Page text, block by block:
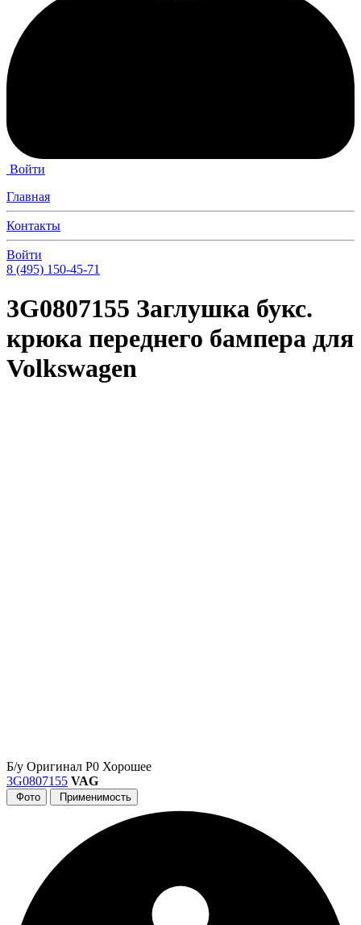
Войти
Главная
Контакты
Войти
8 (495) 150-45-71
3G0807155 Заглушка букс.
крюка переднего бампера для
Volkswagen
Б/у Оригинал Р0 Хорошее
3G0807155 VAG
Фото Применимость